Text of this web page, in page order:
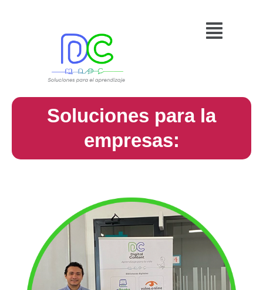
Menú
Soluciones para la
empresas: